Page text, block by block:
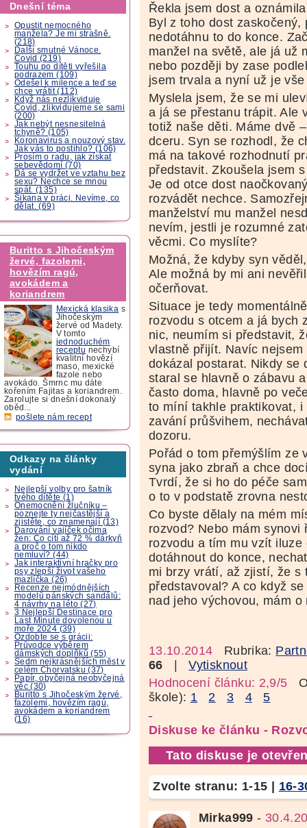
Dnešní téma
Opustit nemocného
manžela? Je mi strašně.
(218)
Další smutné Vánoce.
Covid (219)
Touhu po dítěti vyřešila
podrazem (109)
Odešel k milence a teď se
chce vrátit (112)
Když nás nezlikviduje
Covid, zlikvidujeme se sami
(200)
Jak nebýt nesnesitelná
tchyně? (105)
Koronavirus a nouzový stav.
Jak vás to postihlo? (106)
Prosím o radu, jak získat
sebevědomí (70)
Dá se vydržet ve vztahu bez
sexu? Nechce se mnou
spát. (135)
Šikana v práci. Nevíme, co
dělat. (69)
Buritto s Jihočeským
žervé, fazolemi,
hovězím ragú,
avokádem a
koriandrem
Mexická klasika s
Jihočeským
žervé od Madety.
V tomto
jednoduchém
receptu nechybí
kvalitní hovězí
maso, mexické
fazole nebo
avokádo. Šmrnc mu dáte
kořením Fajitas a koriandrem.
Zarolujte si dnešní dokonalý
oběd...
pošlete nám recept
Odkazy na články
vydání
Nejlepší volby pro šatník
tvého dítěte (1)
Onemocnění žlučníku –
poznejte ty nejčastější a
zjistěte, co znamenají (13)
Darování vajíček očima
žen: Co cítí až 72 % dárkyň
a proč o tom nikdo
nemluví? (44)
Jak interaktivní hračky pro
psy zlepší život vašeho
mazlíčka (26)
Recenze nejmódnějších
modelů pánských sandálů:
4 návrhy na léto (27)
3 Nejlepší Destinace pro
Last Minute dovolenou u
moře 2024 (39)
Ozdobte se s grácii:
Průvodce výběrem
dámských doplňků (55)
Sedm nejkrásnějších měst v
celém Chorvatsku (37)
Papír, obyčejná neobyčejná
věc (30)
Buritto s Jihočeským žervé,
fazolemi, hovězím ragú,
avokádem a koriandrem
(16)
Řekla jsem dost a
Byl z toho dost
nedotáhnu to do konce.
manžel na světě, ale já už
nebo později by zase
jsem trvala a nyní už je
Myslela jsem, že se mi
a já se přestanu trápit. Ale
totiž naše děti. Máme dvě
dceru. Syn se rozhodl, že
má na takové rozhodnutí
představit. Zkoušela jsem
Je od otce dost
rozvádět nechce.
manželství mu manžel
nevím, jestli je rozumné
věcmi. Co myslíte?
Možná, že kdyby syn
Ale možná by mi ani
očerňovat.
Situace je tedy
rozvodu s otcem a já bych
nic, neumím si představit,
vlastně přijít. Navíc
dokázal postarat. Nikdy se
staral se hlavně o zábavu
často doma, hlavně po
to míní takhle praktikovat,
zavání průšvihem,
dozoru.
Pořád o tom přemýšlím ze
syna jako zbraň a chce
Tvrdí, že si ho do péče
o to v podstatě zrovna
Co byste dělaly na mém
rozvod? Nebo mám
rozvodu a tím mu vzít
dotáhnout do konce,
mi brzy vrátí, až zjistí, že s
představoval? A co když
nad jeho výchovou, mám o
13.10.2014 Rubrika:
66 |Vytisknout
Hodnocení článku: 2,9/5
škole): 1 2 3 4 5
Diskuse ke článku -
Tato diskuse je
Zvolte stranu: 1-15 | 16-
Mirka999 -